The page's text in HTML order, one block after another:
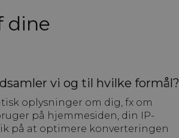
dine
vi og til hvilke formål?
oplysninger om dig, fx om
på hjemmesiden, din IP-
på at optimere konverteringen